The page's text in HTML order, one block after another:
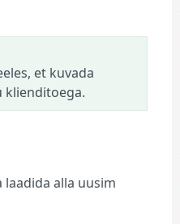
et kuvada
klienditoega.
alla uusim